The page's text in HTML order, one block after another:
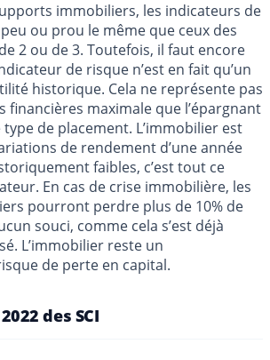
immobiliers, les indicateurs de
ou prou le même que ceux des
de 2 ou de 3. Toutefois, il faut encore
de risque n’est en fait qu’un
historique. Cela ne représente pas
financières maximale que l’épargnant
de placement. L’immobilier est
de rendement d’une année
faibles, c’est tout ce
En cas de crise immobilière, les
pourront perdre plus de 10% de
souci, comme cela s’est déjà
L’immobilier reste un
de perte en capital.
des SCI